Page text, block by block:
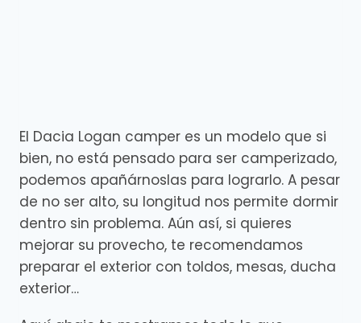
El Dacia Logan camper es un modelo que si
bien, no está pensado para ser camperizado,
podemos apañárnoslas para lograrlo. A pesar
de no ser alto, su longitud nos permite dormir
dentro sin problema. Aún así, si quieres
mejorar su provecho, te recomendamos
preparar el exterior con toldos, mesas, ducha
exterior…